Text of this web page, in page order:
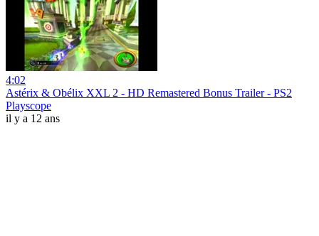
4:02
Astérix & Obélix XXL 2 - HD Remastered Bonus Trailer - PS2
Playscope
il y a 12 ans